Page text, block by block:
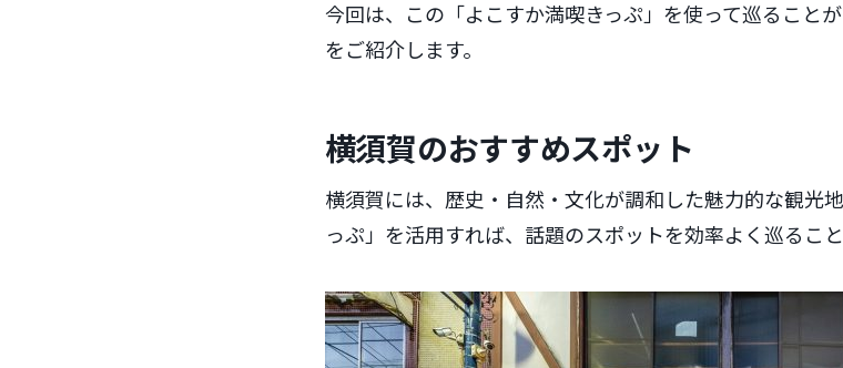
今回は、この「よこすか満喫きっぷ」を使って巡ること
をご紹介します。
横須賀のおすすめスポット
横須賀には、歴史・自然・文化が調和した魅力的な観光
っぷ」を活用すれば、話題のスポットを効率よく巡ること